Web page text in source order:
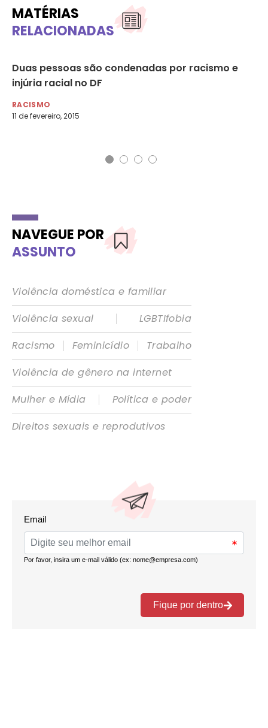
MATÉRIAS
RELACIONADAS
Duas pessoas são condenadas por racismo e
injúria racial no DF
RACISMO
11 de fevereiro, 2015
NAVEGUE POR
ASSUNTO
Violência doméstica e familiar
Violência sexual
|
LGBTIfobia
Racismo
| Feminicídio |
Trabalho
Violência de gênero na internet
Mulher e Mídia
|
Política e poder
Direitos sexuais e reprodutivos